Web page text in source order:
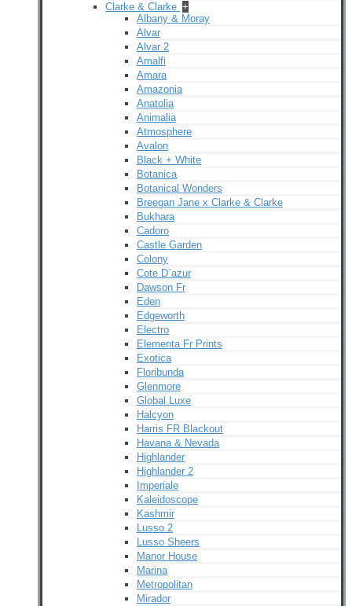
Clarke & Clarke +
Albany & Moray
Alvar
Alvar 2
Amalfi
Amara
Amazonia
Anatolia
Animalia
Atmosphere
Avalon
Black + White
Botanica
Botanical Wonders
Breegan Jane x Clarke & Clarke
Bukhara
Cadoro
Castle Garden
Colony
Cote D`azur
Dawson Fr
Eden
Edgeworth
Electro
Elementa Fr Prints
Exotica
Floribunda
Glenmore
Global Luxe
Halcyon
Harris FR Blackout
Havana & Nevada
Highlander
Highlander 2
Imperiale
Kaleidoscope
Kashmir
Lusso 2
Lusso Sheers
Manor House
Marina
Metropolitan
Mirador